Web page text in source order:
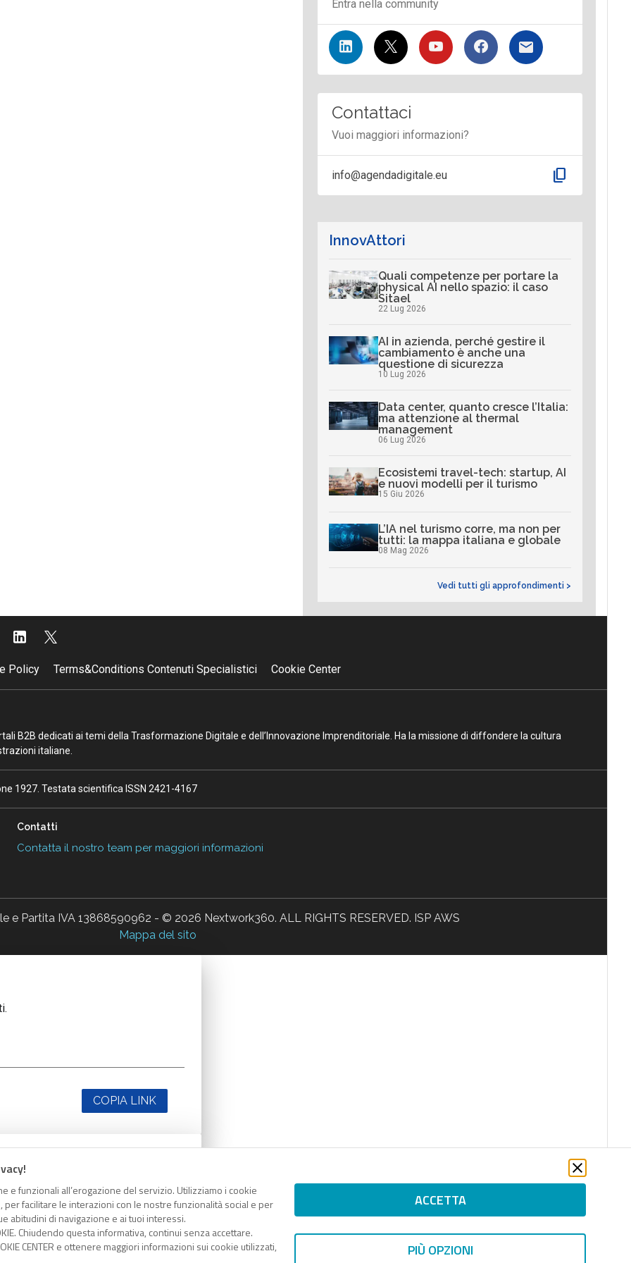
Entra nella community
Contattaci
Vuoi maggiori informazioni?
info@agendadigitale.eu content_copy
InnovAttori
Quali competenze per portare la
physical AI nello spazio: il caso
Sitael
22 Lug 2026
AI in azienda, perché gestire il
cambiamento è anche una
questione di sicurezza
10 Lug 2026
Data center, quanto cresce l’Italia:
ma attenzione al thermal
management
06 Lug 2026
Ecosistemi travel-tech: startup, AI
e nuovi modelli per il turismo
15 Giu 2026
L’IA nel turismo corre, ma non per
tutti: la mappa italiana e globale
08 Mag 2026
Vedi tutti gli approfondimenti >
e funzionali all’erogazione del servizio. Utilizziamo i cookie
facilitare le interazioni con le nostre funzionalità social e per
abitudini di navigazione e ai tuoi interessi.
Chiudendo questa informativa, continui senza accettare.
CENTER e ottenere maggiori informazioni sui cookie utilizzati,
ACCETTA
PIÙ OPZIONI
Policy Terms&Conditions Contenuti Specialistici Cookie Center
B2B dedicati ai temi della Trasformazione Digitale e dell’Innovazione Imprenditoriale. Ha la missione di diffondere la cultura
italiane.
1927. Testata scientifica ISSN 2421-4167
Contatti
Contatta il nostro team per maggiori informazioni
e Partita IVA 13868590962 - © 2026 Nextwork360. ALL RIGHTS RESERVED. ISP AWS
Mappa del sito
COPIA LINK